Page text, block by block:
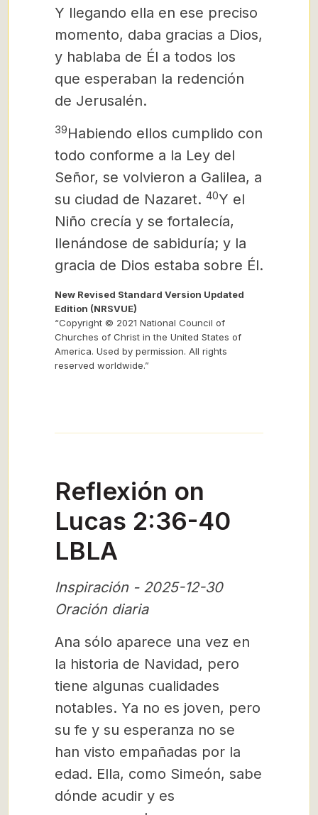
Y llegando ella en ese preciso
momento, daba gracias a Dios,
y hablaba de Él a todos los
que esperaban la redención
de Jerusalén.
39Habiendo ellos cumplido con
todo conforme a la Ley del
Señor, se volvieron a Galilea, a
su ciudad de Nazaret. 40Y el
Niño crecía y se fortalecía,
llenándose de sabiduría; y la
gracia de Dios estaba sobre Él.
New Revised Standard Version Updated
Edition (NRSVUE)
“Copyright © 2021 National Council of
Churches of Christ in the United States of
America. Used by permission. All rights
reserved worldwide.”
Reflexión on
Lucas 2:36-40
LBLA
Inspiración - 2025-12-30
Oración diaria
Ana sólo aparece una vez en
la historia de Navidad, pero
tiene algunas cualidades
notables. Ya no es joven, pero
su fe y su esperanza no se
han visto empañadas por la
edad. Ella, como Simeón, sabe
dónde acudir y es